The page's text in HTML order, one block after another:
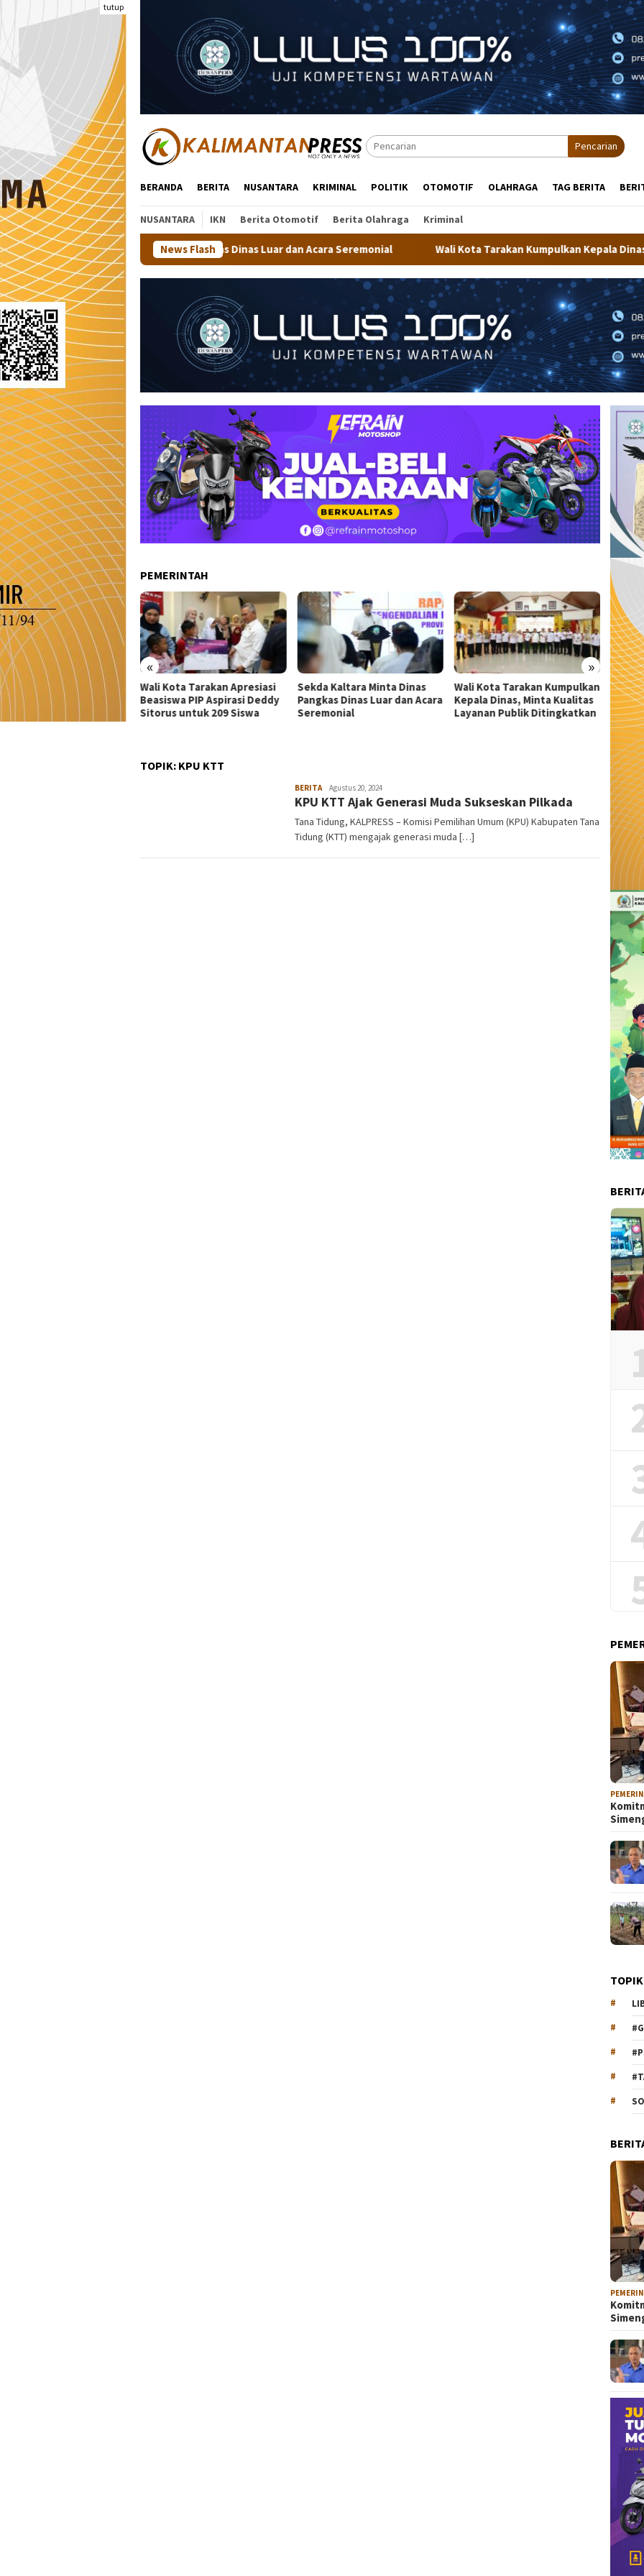
tutup
Pencarian
BERANDA BERITA NUSANTARA KRIMINAL POLITIK OTOMOTIF OLAHRAGA TAG BERITA
NUSANTARA IKN Berita Otomotif Berita Olahraga Kriminal
News Flash
Dinas Pangkas Dinas Luar dan Acara Seremonial Wali Kota Tarakan Kumpulkan Kepala Dinas, Minta Kualitas
PEMERINTAH
« »
Kota Tarakan Apresiasi
PIP Aspirasi Deddy
untuk 209 Siswa
Sekda Kaltara Minta Dinas
Pangkas Dinas Luar dan Acara
Seremonial
Wali Kota Tarakan Kumpulkan
Kepala Dinas, Minta Kualitas
Layanan Publik Ditingkatkan
Wali Kota Tarakan Buka
Pusdiklat 33 Capaskibraka
2026: Tugas Kalian Bukan
Jejak
Jadi
TOPIK: KPU KTT
BERITA admin
Agustus 20, 2024
KPU KTT Ajak Generasi Muda Sukseskan Pilkada
Tana Tidung, KALPRESS – Komisi Pemilihan Umum (KPU) Kabupaten Tana
Tidung (KTT) mengajak generasi muda […]